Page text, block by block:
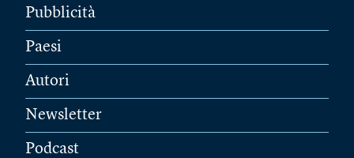
Pubblicità
Paesi
Autori
Newsletter
Podcast